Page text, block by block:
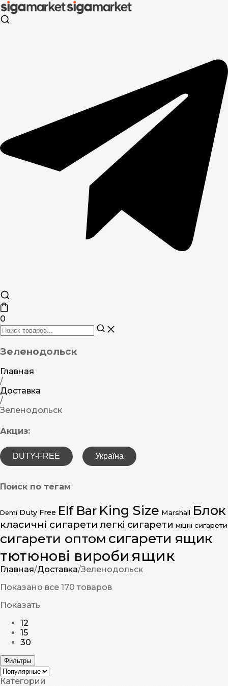
0
Зеленодольск
Главная
/
Доставка
/
Зеленодольск
Акциз:
DUTY-FREE Україна
Поиск по тегам
Demi Duty Free Elf Bar King Size Marshall Блок
класичні сигарети легкі сигарети міцні сигарети
сигарети оптом сигарети ящик
тютюнові вироби ящик
Главная/Доставка/Зеленодольск
Показано все 170 товаров
Показать
12
15
30
Фильтры
Категории